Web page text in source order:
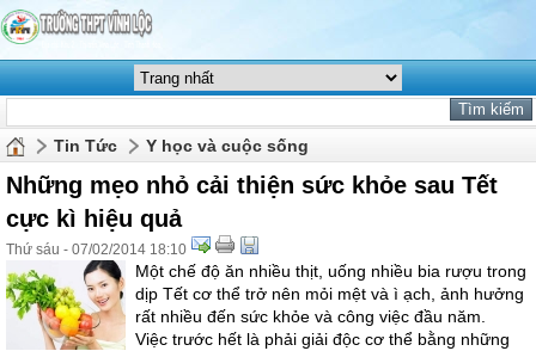
Tin Tức Y học và cuộc sống
Những mẹo nhỏ cải thiện sức khỏe sau Tết
cực kì hiệu quả
Thứ sáu - 07/02/2014 18:10
Một chế độ ăn nhiều thịt, uống nhiều bia rượu trong
dịp Tết cơ thể trở nên mỏi mệt và ì ạch, ảnh hưởng
rất nhiều đến sức khỏe và công việc đầu năm.
Việc trước hết là phải giải độc cơ thể bằng những